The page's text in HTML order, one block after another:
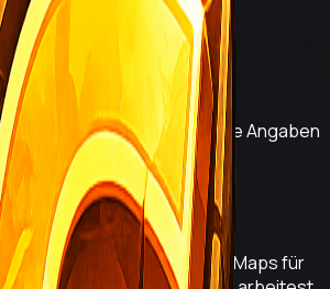
aus. Je genauer deine Angaben
wir deine Bewerbung
erstellst du Bauwerke und Maps für